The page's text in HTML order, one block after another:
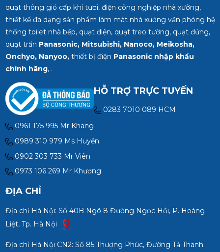
quạt thông gió cấp khí tươi, điện công nghiệp nhà xưởng,
thiết kế đa dạng sản phẩm làm mát nhà xưởng văn phòng hệ
thống toilet nhà bếp, quạt điện, quạt treo tường, quạt đứng,
quạt trần Panasonic, Mitsubishi, Nanoco, Meikosha,
Onchyo, Nanyoo,thiết bị điện Panasonic nhập khẩu
chính hãng, .
HỖ TRỢ TRỰC TUYẾN
0283 7010 089 HCM
0961 175 995 Mr Khang
0989 310 979 Ms Huyền
0902 303 733 Mr Viên
0973 106 269 Mr Khương
ĐỊA CHỈ
Địa chỉ Hà Nội: Số 40B Ngõ 8 Đường Ngọc Hồi, P. Hoàng
Liệt, Tp. Hà Nội
Địa chỉ Hà Nội CN2: Số 85 Thượng Phúc, Đường Tả Thanh